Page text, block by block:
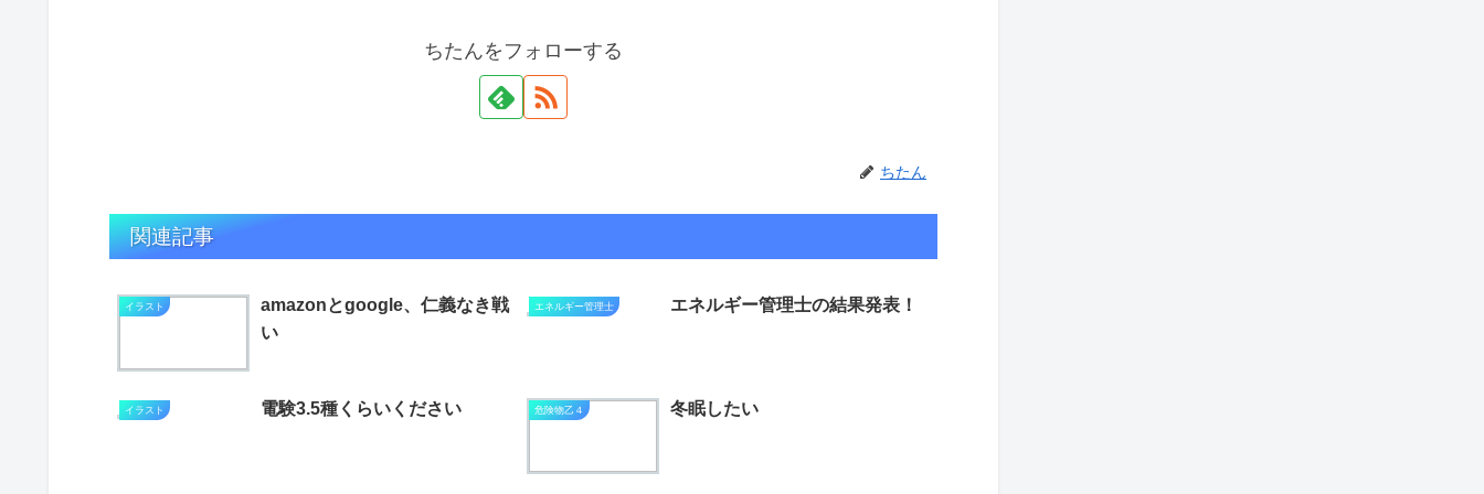
ちたんをフォローする
ちたん
関連記事
イラスト
amazonとgoogle、仁義なき戦
い
エネルギー管理士 エネルギー管理士の結果発表！
イラスト 電験3.5種くらいください 危険物乙４ 冬眠したい